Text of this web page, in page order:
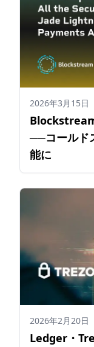
2026年3月15日
──コールド
能に
2026年2月20日
Ledger・